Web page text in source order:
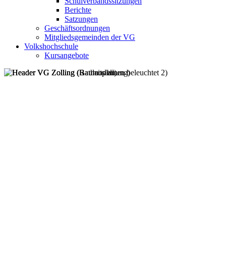
Berichte
Satzungen
Geschäftsordnungen
Mitgliedsgemeinden der VG
Volkshochschule
Kursangebote